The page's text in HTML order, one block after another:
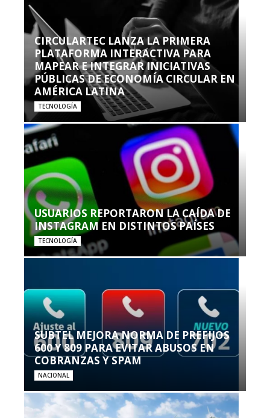
CIRCULARTEC LANZA LA PRIMERA
PLATAFORMA INTERACTIVA PARA
MAPEAR E INTEGRAR INICIATIVAS
PÚBLICAS DE ECONOMÍA CIRCULAR EN
AMÉRICA LATINA
TECNOLOGÍA
USUARIOS REPORTARON LA CAÍDA DE
INSTAGRAM EN DISTINTOS PAÍSES
TECNOLOGÍA
SUBTEL MEJORA NORMA DE PREFIJOS
600 Y 809 PARA EVITAR ABUSOS EN
COBRANZAS Y SPAM
NACIONAL